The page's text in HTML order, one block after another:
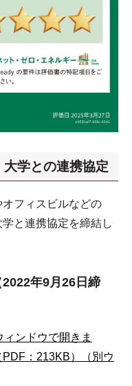
学との連携協定
フィスビルなどの
と連携協定を締結し
年9月26日締
ンドウで開きま
：213KB）（別ウ